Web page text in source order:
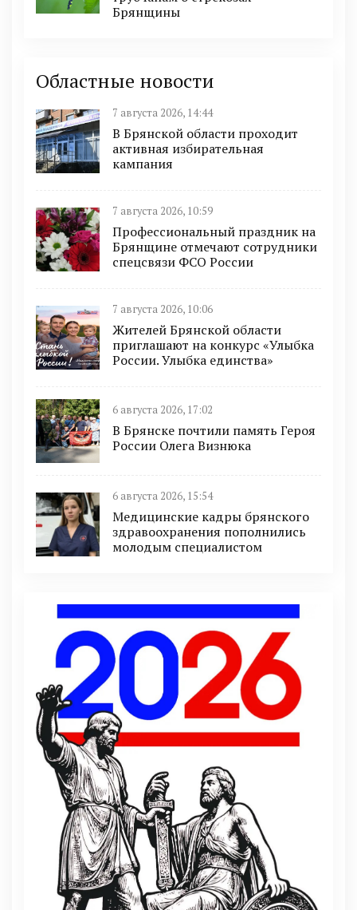
Брянщины
Областные новости
7 августа 2026, 14:44
В Брянской области проходит
активная избирательная
кампания
7 августа 2026, 10:59
Профессиональный праздник на
Брянщине отмечают сотрудники
спецсвязи ФСО России
7 августа 2026, 10:06
Жителей Брянской области
приглашают на конкурс «Улыбка
России. Улыбка единства»
6 августа 2026, 17:02
В Брянске почтили память Героя
России Олега Визнюка
6 августа 2026, 15:54
Медицинские кадры брянского
здравоохранения пополнились
молодым специалистом